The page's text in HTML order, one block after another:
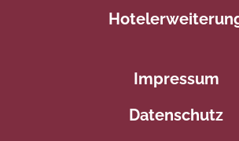
Impressum
Datenschutz